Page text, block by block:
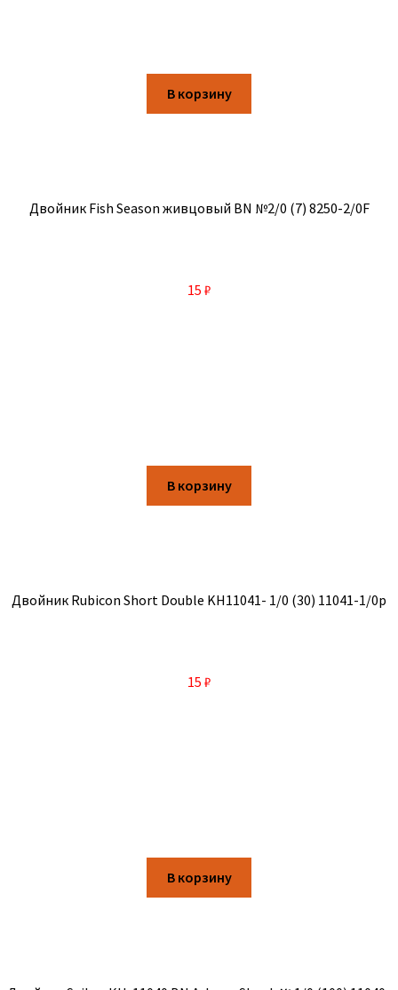
В корзину
Двойник Fish Season живцовый BN №2/0 (7) 8250-2/0F
15 ₽
В корзину
Двойник Rubicon Short Double KH11041- 1/0 (30) 11041-1/0р
15 ₽
В корзину